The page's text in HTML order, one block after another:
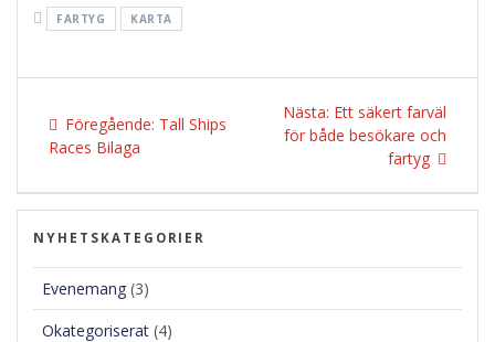
FARTYG KARTA
Inläggsnavigering
Föregående: Föregående
Tall Ships
Races Bilaga
Nästa: Nästa
inlägg:
Ett säkert farväl
för både besökare och
fartyg
NYHETSKATEGORIER
Evenemang (3)
Okategoriserat (4)